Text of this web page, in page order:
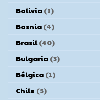
Bolivia (1)
Bosnia (4)
Brasil (40)
Bulgaria (3)
Bélgica (1)
Chile (5)